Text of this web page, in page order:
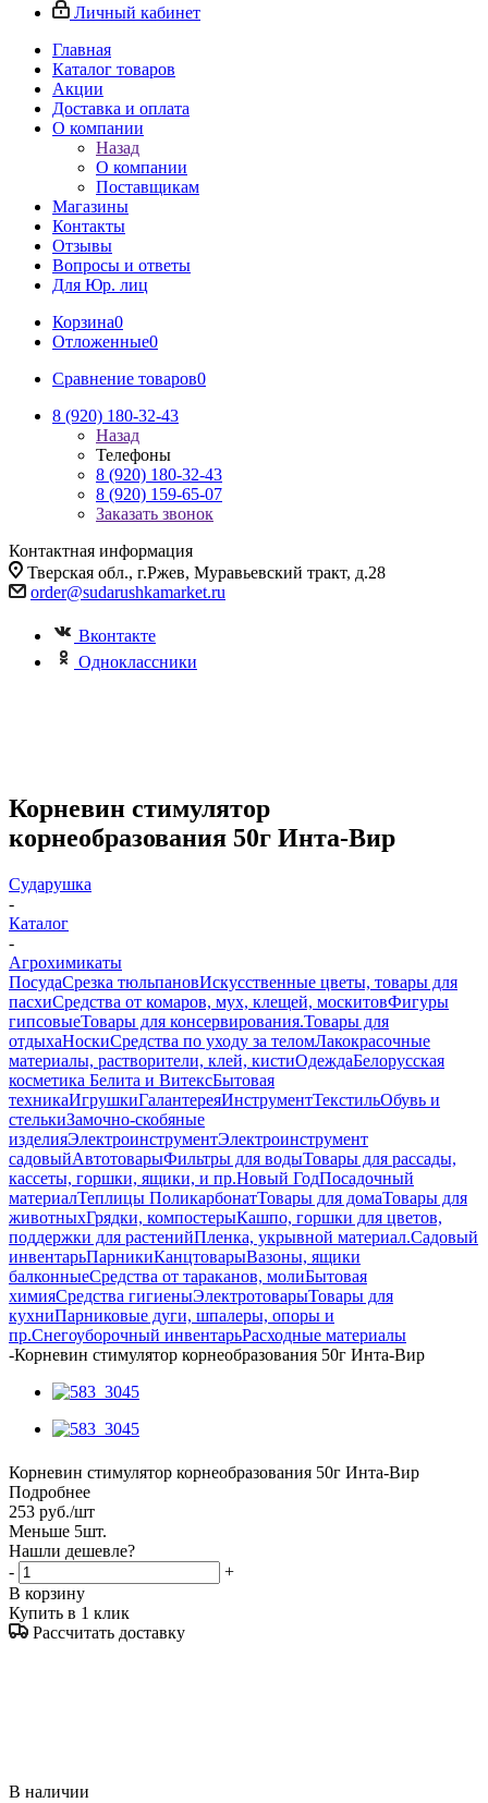
Личный кабинет
Главная
Каталог товаров
Акции
Доставка и оплата
О компании
Назад
О компании
Поставщикам
Магазины
Контакты
Отзывы
Вопросы и ответы
Для Юр. лиц
Корзина0
Отложенные0
Сравнение товаров0
8 (920) 180-32-43
Назад
Телефоны
8 (920) 180-32-43
8 (920) 159-65-07
Заказать звонок
Контактная информация
Тверская обл., г.Ржев, Муравьевский тракт, д.28
order@sudarushkamarket.ru
Вконтакте
Одноклассники
Корневин стимулятор
корнеобразования 50г Инта-Вир
Сударушка
-
Каталог
-
Агрохимикаты
ПосудаСрезка тюльпановИскусственные цветы, товары для
пасхиСредства от комаров, мух, клещей, москитовФигуры
гипсовыеТовары для консервирования.Товары для
отдыхаНоскиСредства по уходу за теломЛакокрасочные
материалы, растворители, клей, кистиОдеждаБелорусская
косметика Белита и ВитексБытовая
техникаИгрушкиГалантереяИнструментТекстильОбувь и
стелькиЗамочно-скобяные
изделияЭлектроинструментЭлектроинструмент
садовыйАвтотоварыФильтры для водыТовары для рассады,
кассеты, горшки, ящики, и пр.Новый ГодПосадочный
материалТеплицы ПоликарбонатТовары для домаТовары для
животныхГрядки, компостерыКашпо, горшки для цветов,
поддержки для растенийПленка, укрывной материал.Садовый
инвентарьПарникиКанцтоварыВазоны, ящики
балконныеСредства от тараканов, молиБытовая
химияСредства гигиеныЭлектротоварыТовары для
кухниПарниковые дуги, шпалеры, опоры и
пр.Снегоуборочный инвентарьРасходные материалы
-Корневин стимулятор корнеобразования 50г Инта-Вир
Корневин стимулятор корнеобразования 50г Инта-Вир
Подробнее
253 руб./шт
Меньше 5шт.
Нашли дешевле?
-
+
В корзину
Купить в 1 клик
Рассчитать доставку
В наличии